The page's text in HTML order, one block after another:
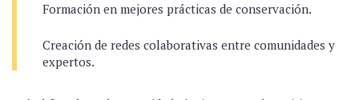
Formación en mejores prácticas de conservación.
Creación de redes colaborativas entre comunidades y
expertos.